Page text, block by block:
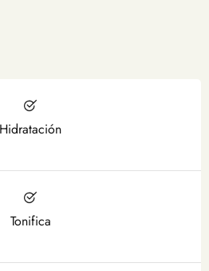
Hidratación
Tonifica